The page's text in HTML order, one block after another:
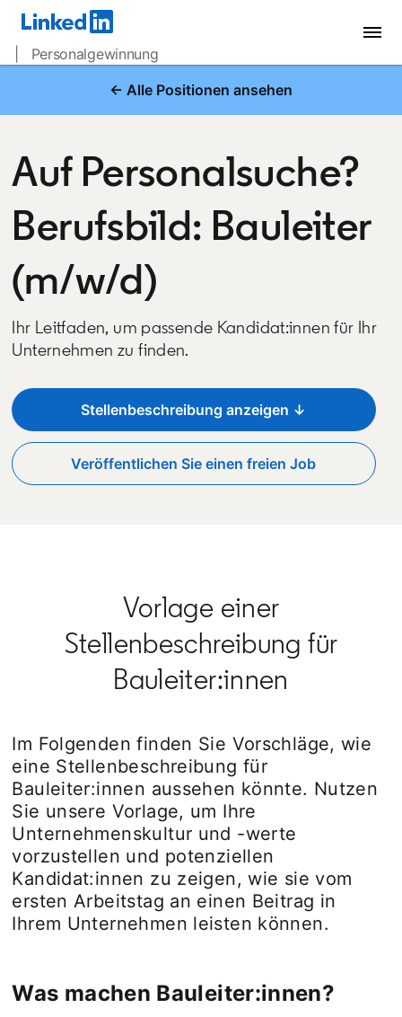
| Personalgewinnung
← Alle Positionen ansehen
Auf Personalsuche?
Berufsbild: Bauleiter
(m/w/d)
Ihr Leitfaden, um passende Kandidat:innen für Ihr
Unternehmen zu finden.
Stellenbeschreibung anzeigen ↓
Veröffentlichen Sie einen freien Job
opens in a new tab
Vorlage einer
Stellenbeschreibung für
Bauleiter:innen
Im Folgenden finden Sie Vorschläge, wie
eine Stellenbeschreibung für
Bauleiter:innen aussehen könnte. Nutzen
Sie unsere Vorlage, um Ihre
Unternehmenskultur und -werte
vorzustellen und potenziellen
Kandidat:innen zu zeigen, wie sie vom
ersten Arbeitstag an einen Beitrag in
Ihrem Unternehmen leisten können.
Was machen Bauleiter:innen?